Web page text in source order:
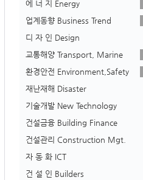
에 너 지 Energy
업계동향 Business Trend
디 자 인 Design
교통해양 Transport, Marine
환경안전 Environment,Safety
재난재해 Disaster
기술개발 New Technology
건설금융 Building Finance
건설관리 Construction Mgt.
자 동 화 ICT
건 설 인 Builders